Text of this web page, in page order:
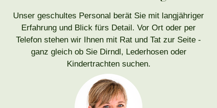
Unser geschultes Personal berät Sie mit langjähriger
Erfahrung und Blick fürs Detail. Vor Ort oder per
Telefon stehen wir Ihnen mit Rat und Tat zur Seite -
ganz gleich ob Sie Dirndl, Lederhosen oder
Kindertrachten suchen.